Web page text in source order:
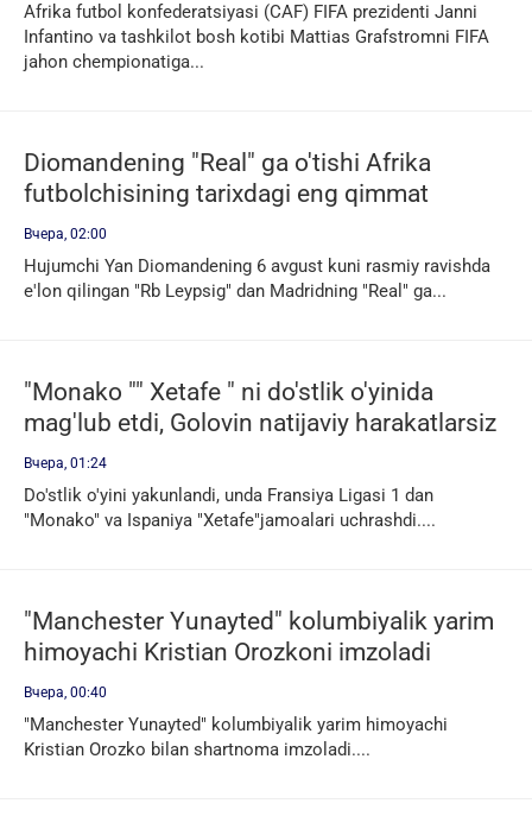
Afrika futbol konfederatsiyasi (CAF) FIFA prezidenti Janni
Infantino va tashkilot bosh kotibi Mattias Grafstromni FIFA
jahon chempionatiga...
Diomandening "Real" ga o'tishi Afrika
futbolchisining tarixdagi eng qimmat
transferi bo'ldi
Вчера, 02:00
Hujumchi Yan Diomandening 6 avgust kuni rasmiy ravishda
e'lon qilingan "Rb Leypsig" dan Madridning "Real" ga...
"Monako "" Xetafe " ni do'stlik o'yinida
mag'lub etdi, Golovin natijaviy harakatlarsiz
Вчера, 01:24
Do'stlik o'yini yakunlandi, unda Fransiya Ligasi 1 dan
"Monako" va Ispaniya "Xetafe"jamoalari uchrashdi....
"Manchester Yunayted" kolumbiyalik yarim
himoyachi Kristian Orozkoni imzoladi
Вчера, 00:40
"Manchester Yunayted" kolumbiyalik yarim himoyachi
Kristian Orozko bilan shartnoma imzoladi....